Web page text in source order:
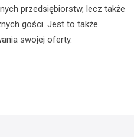
przedsiębiorstw, lecz także
gości. Jest to także
swojej oferty.